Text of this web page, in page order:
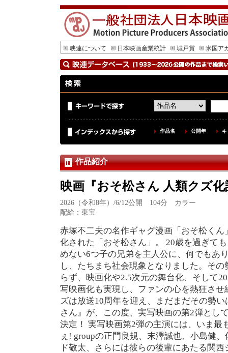
映連について 日本映画産業統計 城戸賞 米国ア
作品名 公開年
作品紹介
映画『おそ松さん 人類クズ
2026（令和8年）/6/12公開 104分 カラー
配給：東宝
赤塚不二夫の名作ギャグ漫画「おそ松く
化された「おそ松さん」。 20歳を過ぎて
めない6つ子の兄弟を主人公に、何でもあ
し、たちまち社会現象となりました。そ
らず、映画化や2.5次元の舞台化、そして
写映画化も実現し、ファンの心を熱狂さ
ズは放送10周年を迎え、まだまだその勢
さん』が、この度、実写映画の第2弾とし
決定！ 実写映画第2弾の主演には、いま最
ぇ! groupの正門良規、末澤誠也、小島健
ド敬太、さらには彼らの後輩にあたる関